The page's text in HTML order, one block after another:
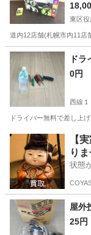
SHI
札幌
東区役
道内12店舗(札幌市内11店
北海道 札幌市
MUSASHI
ド
0円
西線１
ドライバー無料で差し上
北海道 札幌市
【
り
状態
屋外
25円